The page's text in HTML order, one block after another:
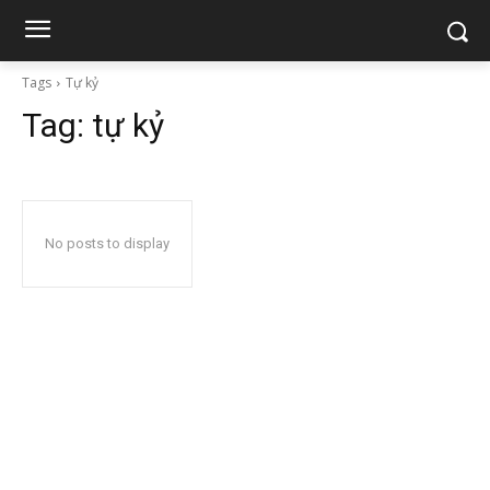
Tags Tự kỷ
Tag: tự kỷ
No posts to display